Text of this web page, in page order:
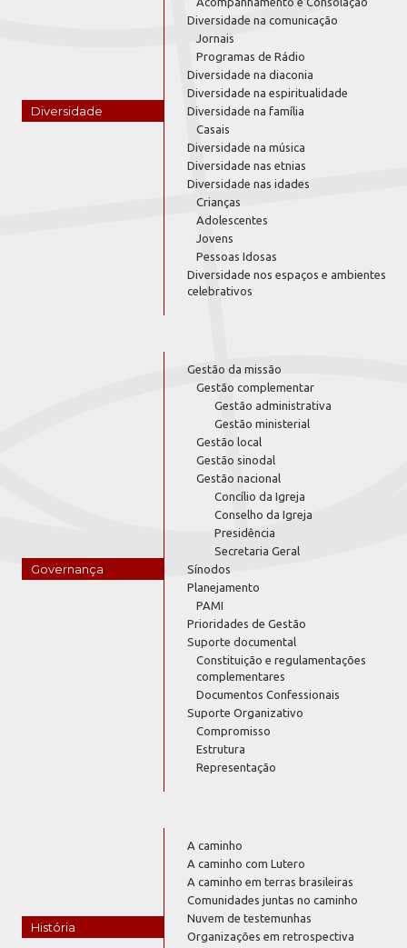
Diversidade
Diversidade na comunicação
Jornais
Programas de Rádio
Diversidade na diaconia
Diversidade na espiritualidade
Diversidade na família
Casais
Diversidade na música
Diversidade nas etnias
Diversidade nas idades
Crianças
Adolescentes
Jovens
Pessoas Idosas
Diversidade nos espaços e ambientes
celebrativos
Governança
Gestão da missão
Gestão complementar
Gestão administrativa
Gestão ministerial
Gestão local
Gestão sinodal
Gestão nacional
Concílio da Igreja
Conselho da Igreja
Presidência
Secretaria Geral
Sínodos
Planejamento
PAMI
Prioridades de Gestão
Suporte documental
Constituição e regulamentações
complementares
Documentos Confessionais
Suporte Organizativo
Compromisso
Estrutura
Representação
História
A caminho
A caminho com Lutero
A caminho em terras brasileiras
Comunidades juntas no caminho
Nuvem de testemunhas
Organizações em retrospectiva